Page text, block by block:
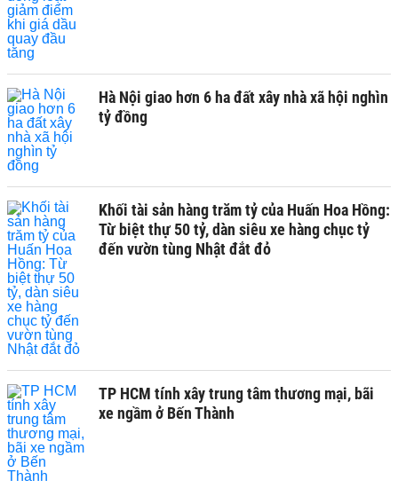
Hà Nội giao hơn 6 ha đất xây nhà xã hội nghìn
tỷ đồng
Khối tài sản hàng trăm tỷ của Huấn Hoa Hồng:
Từ biệt thự 50 tỷ, dàn siêu xe hàng chục tỷ
đến vườn tùng Nhật đắt đỏ
TP HCM tính xây trung tâm thương mại, bãi
xe ngầm ở Bến Thành